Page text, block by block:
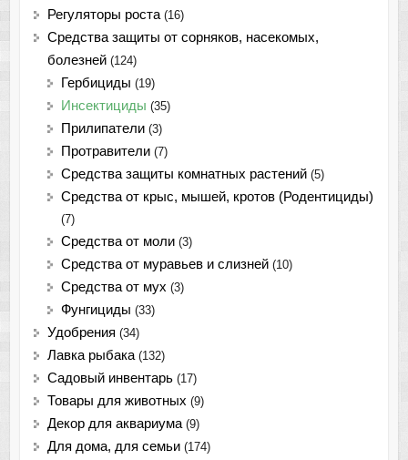
Регуляторы роста (16)
Средства защиты от сорняков, насекомых,
болезней (124)
Гербициды (19)
Инсектициды (35)
Прилипатели (3)
Протравители (7)
Средства защиты комнатных растений (5)
Средства от крыс, мышей, кротов (Родентициды)
(7)
Средства от моли (3)
Средства от муравьев и слизней (10)
Средства от мух (3)
Фунгициды (33)
Удобрения (34)
Лавка рыбака (132)
Садовый инвентарь (17)
Товары для животных (9)
Декор для аквариума (9)
Для дома, для семьи (174)